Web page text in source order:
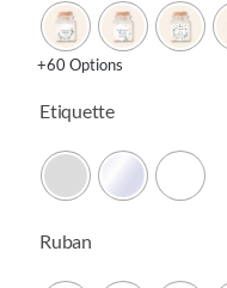
à
+60 Options
Etiquette
Ruban